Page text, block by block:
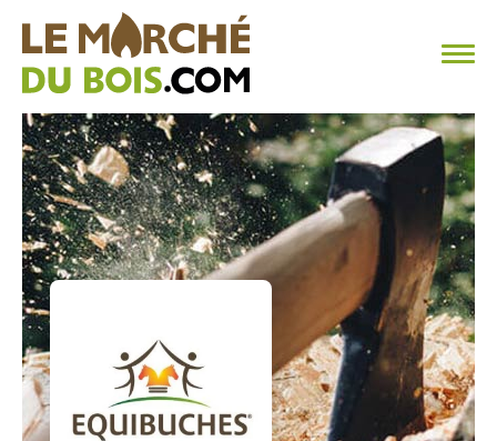
CHAUFFAGE AU BOIS
FAQ
CALCULER SA CONSOMMATION
TROUVER SON FOURNISSEUR
BLOG
ESPACE PRO